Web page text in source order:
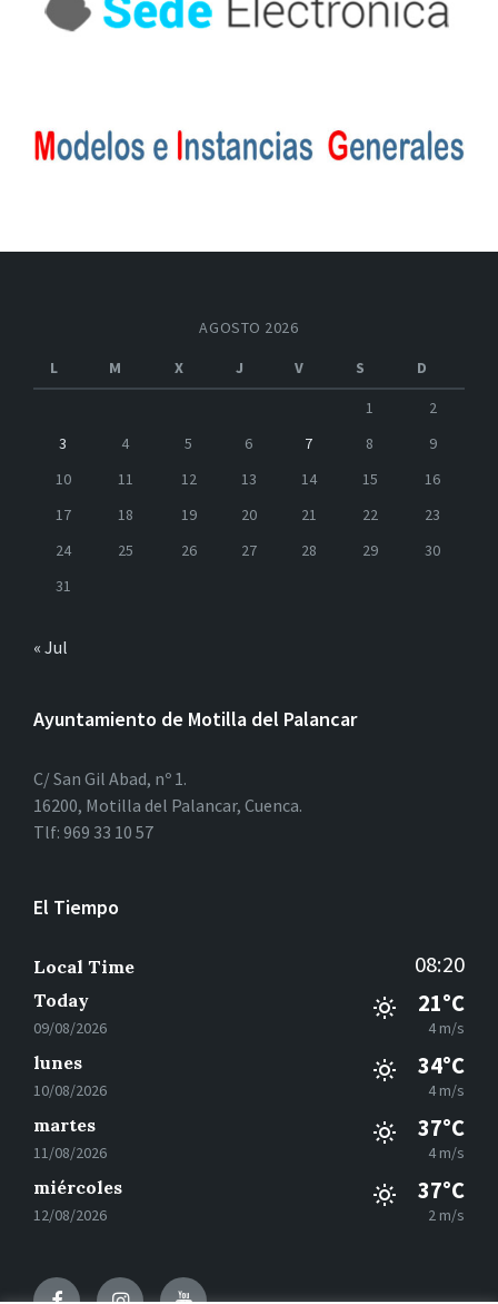
AGOSTO 2026
L
M X J V S
D
1
2
3
4 5 6 7 8
9
10
11 12 13 14 15
16
17
18 19 20 21 22
23
24
25 26 27 28 29
30
31
« Jul
Ayuntamiento de Motilla del Palancar
C/ San Gil Abad, nº 1.
16200, Motilla del Palancar, Cuenca.
Tlf: 969 33 10 57
El Tiempo
Local Time 08:20
Today
09/08/2026
21°C
4 m/s
lunes
10/08/2026
34°C
4 m/s
martes
11/08/2026
37°C
4 m/s
miércoles
12/08/2026
37°C
2 m/s